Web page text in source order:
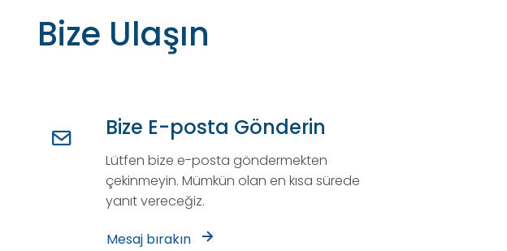
Bize Ulaşın
Bize E-posta Gönderin
Lütfen bize e-posta göndermekten
çekinmeyin. Mümkün olan en kısa sürede
yanıt vereceğiz.
Mesaj bırakın